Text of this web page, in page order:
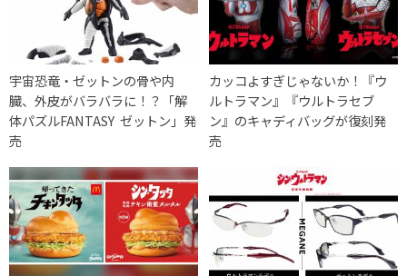
宇宙恐竜・ゼットンの骨や内
臓、外皮がバラバラに！？「解
体パズルFANTASY ゼットン」発
売
カッコよすぎじゃないか！『ウ
ルトラマン』『ウルトラセブ
ン』のキャディバッグが復刻発
売